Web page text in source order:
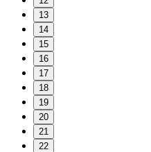
13
14
15
16
17
18
19
20
21
22